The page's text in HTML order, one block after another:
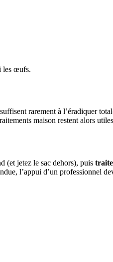
les œufs.
rarement à l’éradiquer
maison restent alors
(et jetez le sac dehors), puis
l’appui d’un professionnel